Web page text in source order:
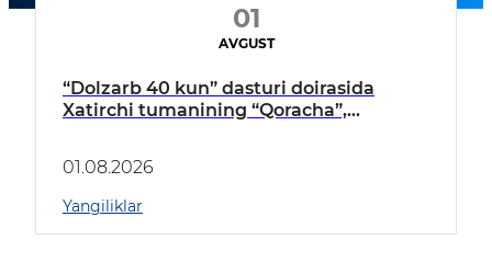
01
AVGUST
“Dolzarb 40 kun” dasturi doirasida
Xatirchi tumanining “Qoracha”,
borildi
01.08.2026
Yangiliklar